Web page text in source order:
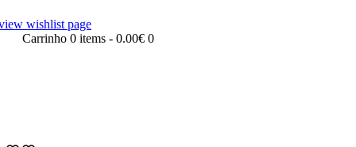
wishlist page
Carrinho 0 items - 0.00€ 0